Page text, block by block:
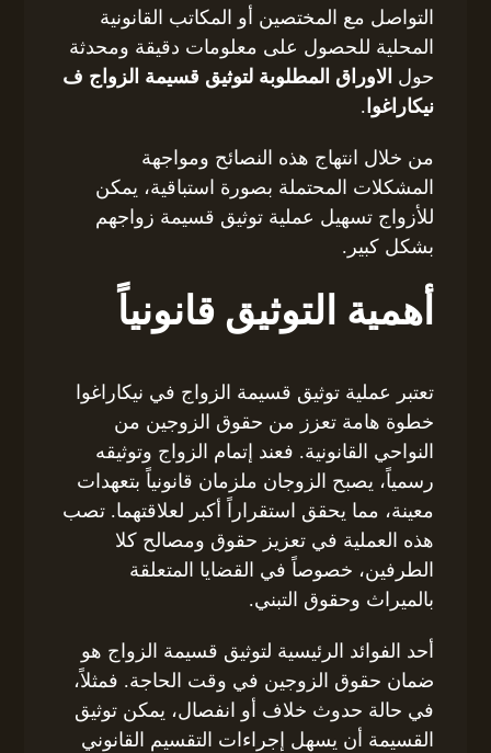
التواصل مع المختصين أو المكاتب القانونية
المحلية للحصول على معلومات دقيقة ومحدثة
حول الاوراق المطلوبة لتوثيق قسيمة الزواج ف
نيكاراغوا .
من خلال انتهاج هذه النصائح ومواجهة
المشكلات المحتملة بصورة استباقية، يمكن
للأزواج تسهيل عملية توثيق قسيمة زواجهم
بشكل كبير.
أهمية التوثيق قانونياً
تعتبر عملية توثيق قسيمة الزواج في نيكاراغوا
خطوة هامة تعزز من حقوق الزوجين من
النواحي القانونية. فعند إتمام الزواج وتوثيقه
رسمياً، يصبح الزوجان ملزمان قانونياً بتعهدات
معينة، مما يحقق استقراراً أكبر لعلاقتهما. تصب
هذه العملية في تعزيز حقوق ومصالح كلا
الطرفين، خصوصاً في القضايا المتعلقة
بالميراث وحقوق التبني.
أحد الفوائد الرئيسية لتوثيق قسيمة الزواج هو
ضمان حقوق الزوجين في وقت الحاجة. فمثلاً،
في حالة حدوث خلاف أو انفصال، يمكن توثيق
القسيمة أن يسهل إجراءات التقسيم القانوني